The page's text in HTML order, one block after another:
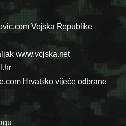
Vojska Republike
www.vojska.net
Hrvatsko vijeće odbrane